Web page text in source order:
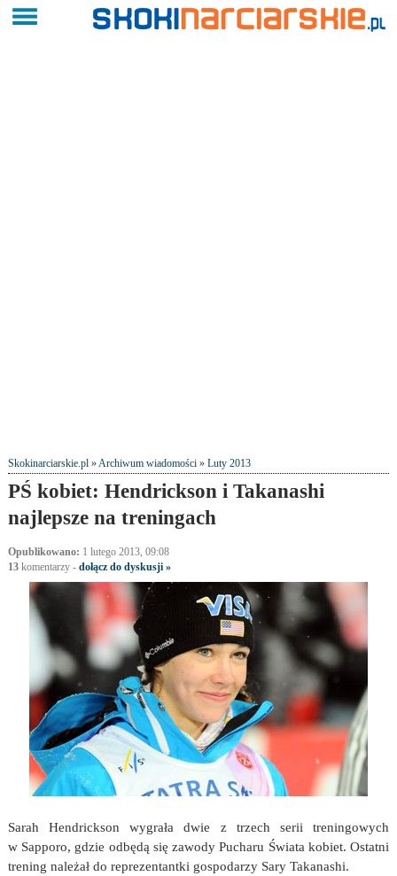
Skokinarciarskie.pl»Archiwum wiadomości» Luty 2013
PŚ kobiet: Hendrickson i Takanashi
najlepsze na treningach
Opublikowano: 1 lutego 2013, 09:08
13komentarzy- dołącz do dyskusji »
Sarah Hendrickson wygrała dwie z trzech serii treningowych
w Sapporo, gdzie odbędą się zawody Pucharu Świata kobiet. Ostatni
trening należał do reprezentantki gospodarzy Sary Takanashi.